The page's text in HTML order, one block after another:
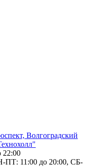
Волгоградский
22:00
ПТ: 11:00 до 20:00, СБ-